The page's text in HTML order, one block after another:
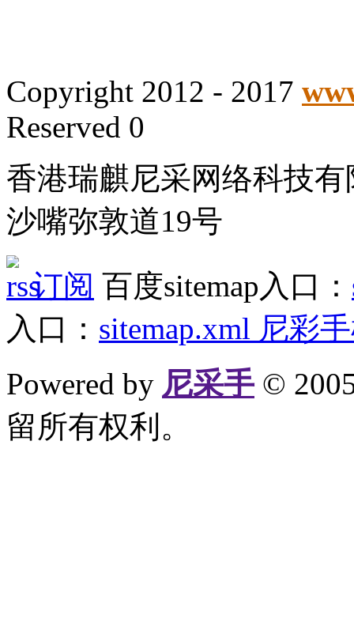
Copyright 2012 - 2017
Reserved 0
香港瑞麒尼采网络科技
沙嘴弥敦道19号
订阅 百度sitemap入口：
入口： sitemap.xml 尼彩
Powered by 尼采手©
留所有权利。